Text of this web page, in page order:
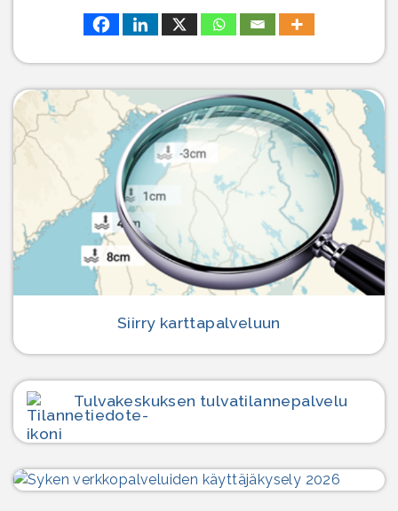
Siirry karttapalveluun
Tulvakeskuksen tulvatilanne­palvelu